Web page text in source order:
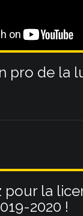
pro de la
pour la
2020 !